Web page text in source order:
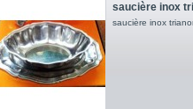
saucière inox
saucière inox